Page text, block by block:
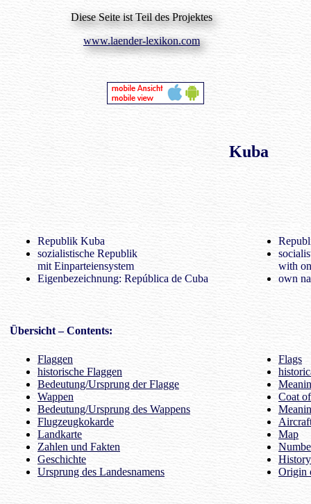
Diese Seite ist Teil des Projektes
www.laender-lexikon.com
Kuba
Republik Kuba
sozialistische Republik
mit Einparteiensystem
Eigenbezeichnung: República de Cuba
with
own
Übersicht– Contents:
Flaggen
historische Flaggen
Bedeutung/Ursprung der Flagge
Wappen
Bedeutung/Ursprung des Wappens
Flugzeugkokarde
Landkarte
Zahlen und Fakten
Geschichte
Ursprung des Landesnamens
Flags
Coat
Map
History
Origin